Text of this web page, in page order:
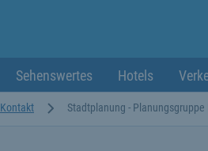
Sehenswertes Hotels
Kontakt Stadtplanung - Planungsgruppe